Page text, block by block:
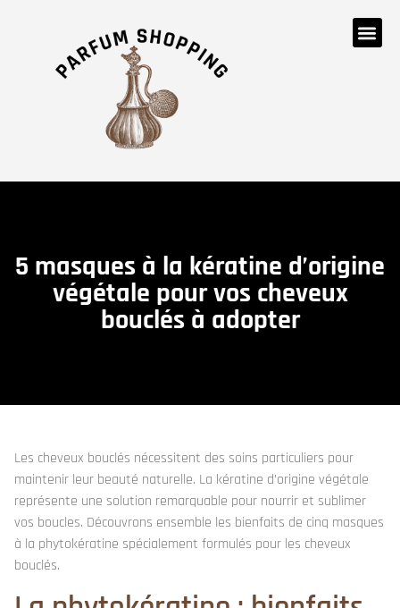
5 masques à la kératine d’origine
végétale pour vos cheveux
bouclés à adopter
Les cheveux bouclés nécessitent des soins particuliers pour
maintenir leur beauté naturelle. La kératine d’origine végétale
représente une solution remarquable pour nourrir et sublimer
vos boucles. Découvrons ensemble les bienfaits de cinq masques
à la phytokératine spécialement formulés pour les cheveux
bouclés.